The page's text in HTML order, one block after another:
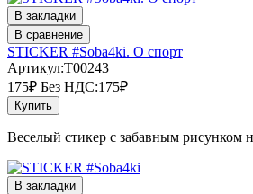
В закладки
В сравнение
STICKER #Soba4ki. О спорт
Артикул:T00243
175₽ Без НДС:175₽
Купить
Веселый стикер с забавным рисунком
В закладки